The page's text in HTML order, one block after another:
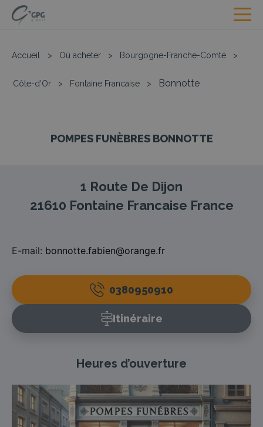
Accueil > Où acheter > Bourgogne-Franche-Comté >
Côte-d'Or > Fontaine Francaise > Bonnotte
POMPES FUNÈBRES BONNOTTE
1 Route De Dijon
21610 Fontaine Francaise France
E-mail: bonnotte.fabien@orange.fr
0380950910
Itinéraire
Heures d’ouverture